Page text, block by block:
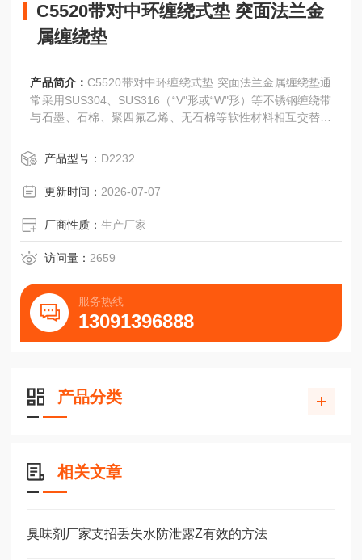
C5520带对中环缠绕式垫 突面法兰金
属缠绕垫
产品简介：C5520带对中环缠绕式垫 突面法兰金属缠绕垫通
常采用SUS304、SUS316（“V"形或“W"形）等不锈钢缠绕带
与石墨、石棉、聚四氟乙烯、无石棉等软性材料相互交替重
基本型金属缠绕垫片不带内外环 一般用在中低压的榫槽面和
平面或凹凸面的法兰中
产品型号： D2232
更新时间： 2026-07-07
厂商性质：生产厂家
访问量： 2659
服务热线
13091396888
产品分类
相关文章
臭味剂厂家支招丢失水防泄露Z有效的方法